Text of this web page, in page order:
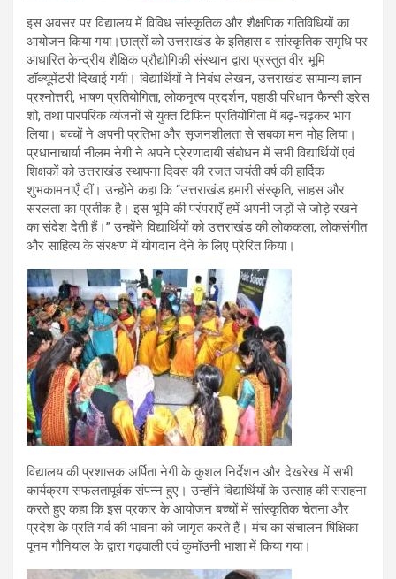
इस अवसर पर विद्यालय में विविध सांस्कृतिक और शैक्षणिक गतिविधियों का
आयोजन किया गया।छात्रों को उत्तराखंड के इतिहास व सांस्कृतिक समृधि पर
आधारित केन्द्रीय शैक्षिक प्रौद्योगिकी संस्थान द्वारा प्रस्तुत वीर भूमि
डॉक्यूमेंटरी दिखाई गयी। विद्यार्थियों ने निबंध लेखन, उत्तराखंड सामान्य ज्ञान
प्रश्नोत्तरी, भाषण प्रतियोगिता, लोकनृत्य प्रदर्शन, पहाड़ी परिधान फैन्सी ड्रेस
शो, तथा पारंपरिक व्यंजनों से युक्त टिफिन प्रतियोगिता में बढ़-चढ़कर भाग
लिया। बच्चों ने अपनी प्रतिभा और सृजनशीलता से सबका मन मोह लिया।
प्रधानाचार्या नीलम नेगी ने अपने प्रेरणादायी संबोधन में सभी विद्यार्थियों एवं
शिक्षकों को उत्तराखंड स्थापना दिवस की रजत जयंती वर्ष की हार्दिक
शुभकामनाएँ दीं। उन्होंने कहा कि “उत्तराखंड हमारी संस्कृति, साहस और
सरलता का प्रतीक है। इस भूमि की परंपराएँ हमें अपनी जड़ों से जोड़े रखने
का संदेश देती हैं।” उन्होंने विद्यार्थियों को उत्तराखंड की लोककला, लोकसंगीत
और साहित्य के संरक्षण में योगदान देने के लिए प्रेरित किया।
विद्यालय की प्रशासक अर्पिता नेगी के कुशल निर्देशन और देखरेख में सभी
कार्यक्रम सफलतापूर्वक संपन्न हुए। उन्होंने विद्यार्थियों के उत्साह की सराहना
करते हुए कहा कि इस प्रकार के आयोजन बच्चों में सांस्कृतिक चेतना और
प्रदेश के प्रति गर्व की भावना को जागृत करते हैं। मंच का संचालन षिक्षिका
पूनम गौनियाल के द्वारा गढ़वाली एवं कुमॉउनी भाशा में किया गया।